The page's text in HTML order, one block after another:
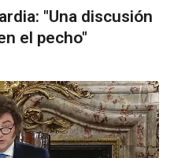
"Una discusión
el pecho"